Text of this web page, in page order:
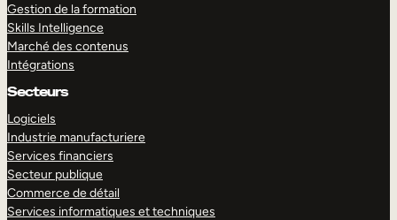
Gestion de la formation
Skills Intelligence
Marché des contenus
Intégrations
Secteurs
Logiciels
Industrie manufacturiere
Services financiers
Secteur publique
Commerce de détail
Services informatiques et techniques